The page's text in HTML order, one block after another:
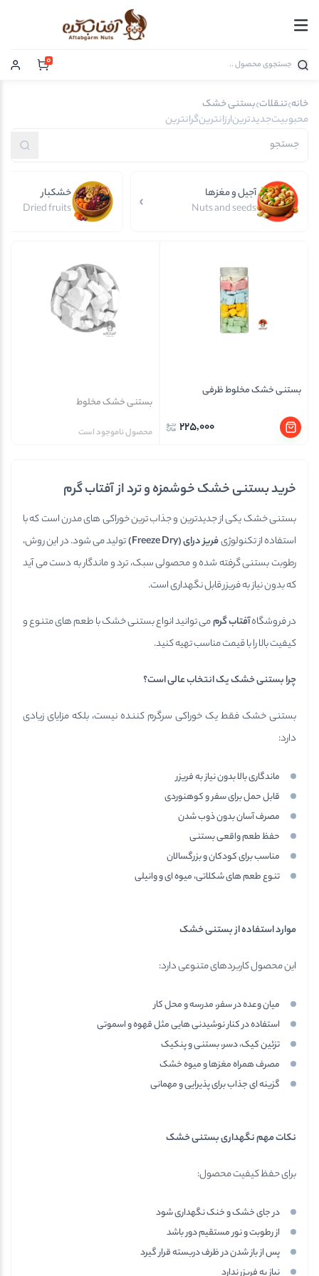
0
خانه تنقلات بستنی خشک
محبوبیتجدیدترینارزانترینگرانترین
آجیل و مغزها
Nuts and seeds
خشکبار
Dried fruits
بستنی خشک مخلوط ظرفی
225,000
بستنی خشک مخلوط
محصول ناموجود است
خرید بستنی خشک خوشمزه و ترد از آفتاب گرم
بستنی خشک یکی از جدیدترین و جذاب ترین خوراکی های مدرن است که با
استفاده از تکنولوژیفریز درای(Freeze Dry)
تولید می شود. در این روش،
رطوبت بستنی گرفته شده و محصولی سبک، ترد و ماندگار به دست می آید
که بدون نیاز به فریزر قابل نگهداری است.
در فروشگاهآفتاب گرممی توانید انواع بستنی خشک با طعم های متنوع و
کیفیت بالا را با قیمت مناسب تهیه کنید.
چرا بستنی خشک یک انتخاب عالی است؟
بستنی خشک فقط یک خوراکی سرگرم کننده نیست، بلکه مزایای زیادی
دارد:
ماندگاری بالا بدون نیاز به فریزر
قابل حمل برای سفر و کوهنوردی
مصرف آسان بدون ذوب شدن
حفظ طعم واقعی بستنی
مناسب برای کودکان و بزرگسالان
تنوع طعم های شکلاتی، میوه ای و وانیلی
موارد استفاده از بستنی خشک
این محصول کاربردهای متنوعی دارد:
میان وعده در سفر، مدرسه و محل کار
استفاده در کنار نوشیدنی هایی مثل قهوه و اسموتی
تزئین کیک، دسر، بستنی و پنکیک
مصرف همراه مغزها و میوه خشک
گزینه ای جذاب برای پذیرایی و مهمانی
نکات مهم نگهداری بستنی خشک
برای حفظ کیفیت محصول:
در جای خشک و خنک نگهداری شود
از رطوبت و نور مستقیم دور باشد
پس از باز شدن در ظرف دربسته قرار گیرد
نیاز به فریزر ندارد